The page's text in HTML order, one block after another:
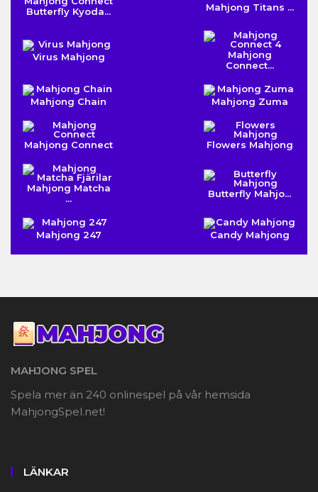
Butterfly Kyoda... Mahjong Titans ...
Virus Mahjong
Mahjong
Connect...
Mahjong Chain Mahjong Zuma
Mahjong Connect Flowers Mahjong
Mahjong Matcha
...
Butterfly Mahjo...
Mahjong 247 Candy Mahjong
MAHJONG SPEL
Spela mer än 240 onlinespel på vår hemsida
MahjongSpel.net!
LÄNKAR